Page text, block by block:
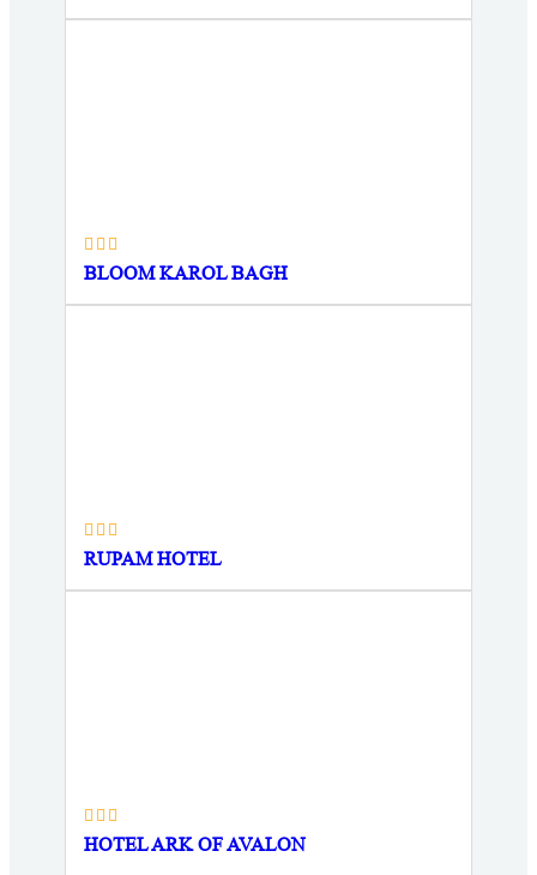
BLOOM KAROL BAGH
RUPAM HOTEL
HOTEL ARK OF AVALON